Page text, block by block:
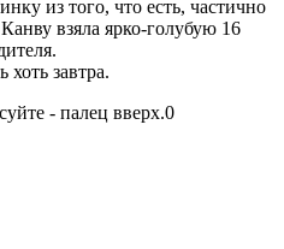
из того, что есть, частично
взяла ярко-голубую 16
завтра.
- палец вверх.0